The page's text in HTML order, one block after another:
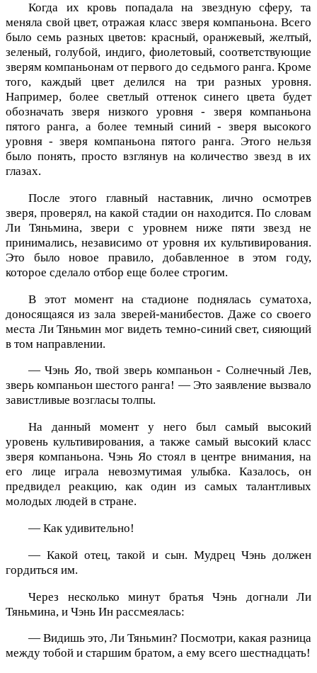
Когда их кровь попадала на звездную сферу, та
меняла свой цвет, отражая класс зверя компаньона. Всего
было семь разных цветов: красный, оранжевый, желтый,
зеленый, голубой, индиго, фиолетовый, соответствующие
зверям компаньонам от первого до седьмого ранга. Кроме
того, каждый цвет делился на три разных уровня.
Например, более светлый оттенок синего цвета будет
обозначать зверя низкого уровня - зверя компаньона
пятого ранга, а более темный синий - зверя высокого
уровня - зверя компаньона пятого ранга. Этого нельзя
было понять, просто взглянув на количество звезд в их
глазах.
После этого главный наставник, лично осмотрев
зверя, проверял, на какой стадии он находится. По словам
Ли Тяньмина, звери с уровнем ниже пяти звезд не
принимались, независимо от уровня их культивирования.
Это было новое правило, добавленное в этом году,
которое сделало отбор еще более строгим.
В этот момент на стадионе поднялась суматоха,
доносящаяся из зала зверей-манибестов. Даже со своего
места Ли Тяньмин мог видеть темно-синий свет, сияющий
в том направлении.
— Чэнь Яо, твой зверь компаньон - Солнечный Лев,
зверь компаньон шестого ранга! — Это заявление вызвало
завистливые возгласы толпы.
На данный момент у него был самый высокий
уровень культивирования, а также самый высокий класс
зверя компаньона. Чэнь Яо стоял в центре внимания, на
его лице играла невозмутимая улыбка. Казалось, он
предвидел реакцию, как один из самых талантливых
молодых людей в стране.
— Как удивительно!
— Какой отец, такой и сын. Мудрец Чэнь должен
гордиться им.
Через несколько минут братья Чэнь догнали Ли
Тяньмина, и Чэнь Ин рассмеялась:
— Видишь это, Ли Тяньмин? Посмотри, какая разница
между тобой и старшим братом, а ему всего шестнадцать!